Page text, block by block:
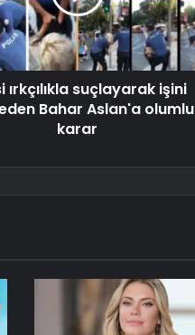
ırkçılıkla suçlayarak işini
Bahar Aslan'a olumlu
karar